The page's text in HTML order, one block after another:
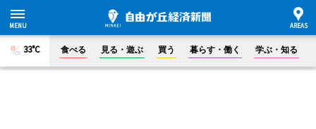
33°C 食べる 見る・遊ぶ 買う 暮らす・働く 学ぶ・知る